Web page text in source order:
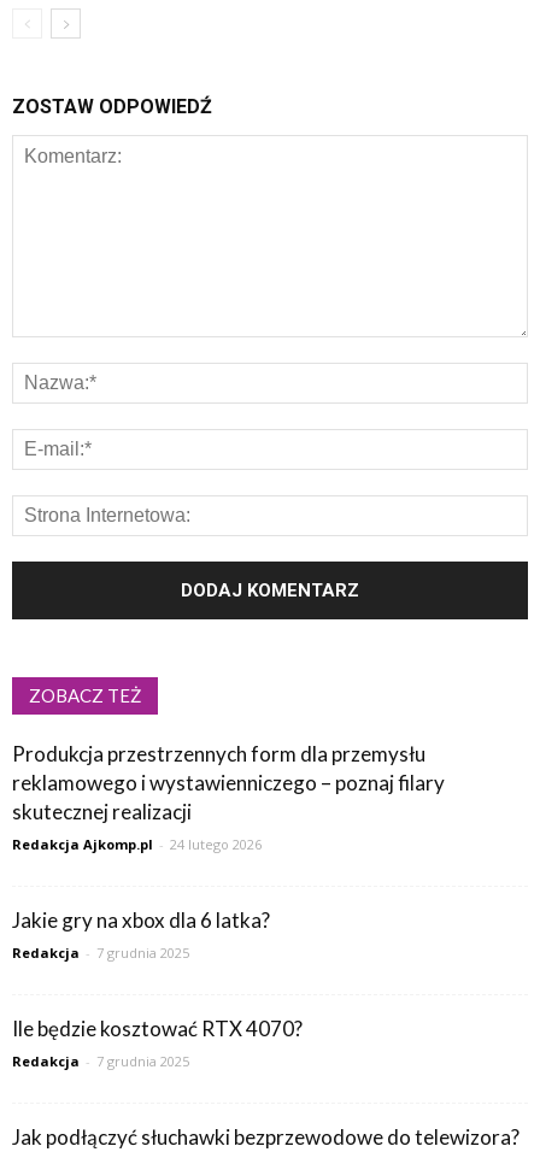
ZOSTAW ODPOWIEDŹ
ZOBACZ TEŻ
Produkcja przestrzennych form dla przemysłu
reklamowego i wystawienniczego – poznaj filary
skutecznej realizacji
Redakcja Ajkomp.pl - 24 lutego 2026
Jakie gry na xbox dla 6 latka?
Redakcja - 7 grudnia 2025
Ile będzie kosztować RTX 4070?
Redakcja - 7 grudnia 2025
Jak podłączyć słuchawki bezprzewodowe do telewizora?